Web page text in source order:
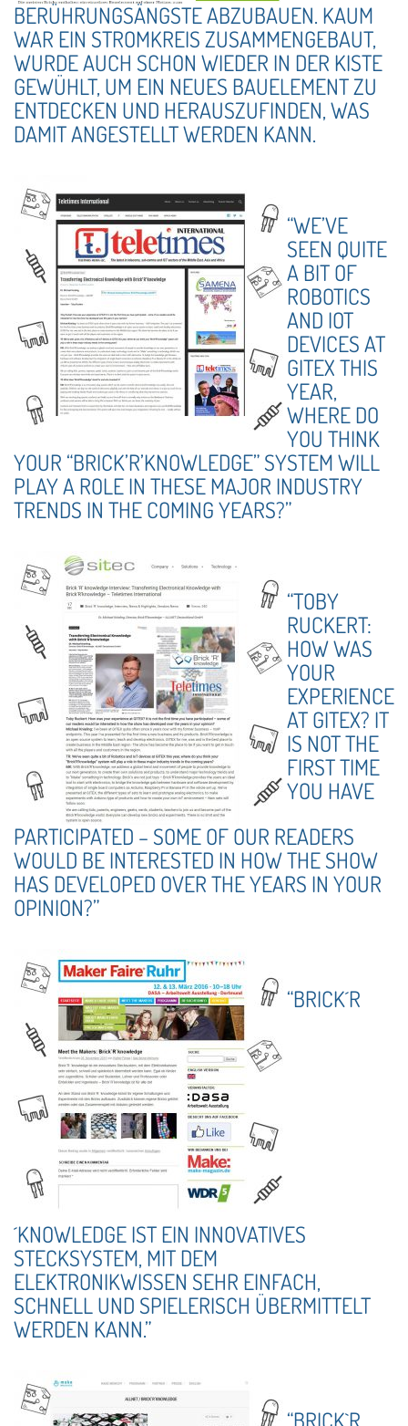
BERÜHRUNGSÄNGSTE ABZUBAUEN. KAUM
WAR EIN STROMKREIS ZUSAMMENGEBAUT,
WURDE AUCH SCHON WIEDER IN DER KISTE
GEWÜHLT, UM EIN NEUES BAUELEMENT ZU
ENTDECKEN UND HERAUSZUFINDEN, WAS
DAMIT ANGESTELLT WERDEN KANN.
“WE’VE
SEEN QUITE
A BIT OF
ROBOTICS
AND IOT
DEVICES AT
GITEX THIS
YEAR,
WHERE DO
YOU THINK
YOUR “BRICK’R’KNOWLEDGE” SYSTEM WILL
PLAY A ROLE IN THESE MAJOR INDUSTRY
TRENDS IN THE COMING YEARS?”
“TOBY
RUCKERT:
HOW WAS
YOUR
EXPERIENCE
AT GITEX? IT
IS NOT THE
FIRST TIME
YOU HAVE
PARTICIPATED – SOME OF OUR READERS
WOULD BE INTERESTED IN HOW THE SHOW
HAS DEVELOPED OVER THE YEARS IN YOUR
OPINION?”
“BRICK´R
´KNOWLEDGE IST EIN INNOVATIVES
STECKSYSTEM, MIT DEM
ELEKTRONIKWISSEN SEHR EINFACH,
SCHNELL UND SPIELERISCH ÜBERMITTELT
WERDEN KANN.”
“BRICK`R